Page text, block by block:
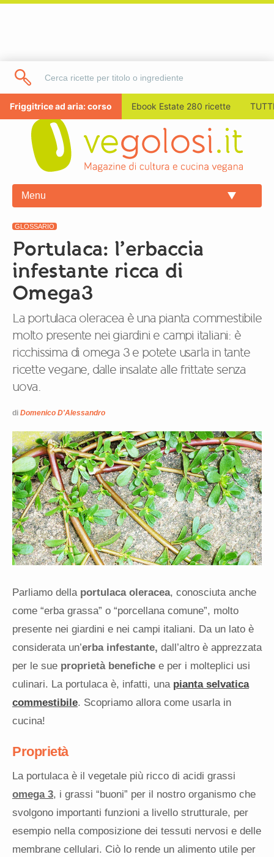
Friggitrice ad aria: corso Ebook Estate 280 ricette
Menu
GLOSSARIO
Portulaca: l’erbaccia
infestante ricca di
Omega3
La portulaca oleracea è una pianta commestibile
molto presente nei giardini e campi italiani: è
ricchissima di omega 3 e potete usarla in tante
ricette vegane, dalle insalate alle frittate senza
uova.
di Domenico D'Alessandro
Parliamo della portulaca oleracea, conosciuta anche
come “erba grassa” o “porcellana comune”, molto
presente nei giardini e nei campi italiani. Da un lato è
considerata un’erba infestante, dall’altro è apprezzata
per le sue proprietà benefiche e per i molteplici usi
culinari. La portulaca è, infatti, una pianta selvatica
commestibile. Scopriamo allora come usarla in
cucina!
Proprietà
La portulaca è il vegetale più ricco di acidi grassi
omega 3, i grassi “buoni” per il nostro organismo che
svolgono importanti funzioni a livello strutturale, per
esempio nella composizione dei tessuti nervosi e delle
membrane cellulari. Ciò lo rende un alimento utile per